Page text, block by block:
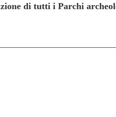
di tutti i Parchi